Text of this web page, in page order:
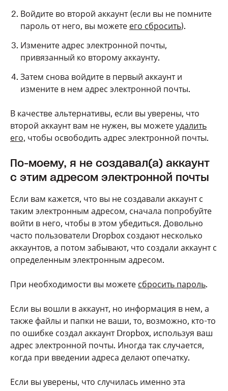
Войдите во второй аккаунт (если вы не помните
пароль от него, вы можете его сбросить).
Измените адрес электронной почты,
привязанный ко второму аккаунту.
Затем снова войдите в первый аккаунт и
измените в нем адрес электронной почты.
В качестве альтернативы, если вы уверены, что
второй аккаунт вам не нужен, вы можете удалить
его, чтобы освободить адрес электронной почты.
По-моему, я не создавал(а) аккаунт
с этим адресом электронной почты
Если вам кажется, что вы не создавали аккаунт с
таким электронным адресом, сначала попробуйте
войти в него, чтобы в этом убедиться. Довольно
часто пользователи Dropbox создают несколько
аккаунтов, а потом забывают, что создали аккаунт с
определенным электронным адресом.
При необходимости вы можете сбросить пароль.
Если вы вошли в аккаунт, но информация в нем, а
также файлы и папки не ваши, то, возможно, кто-то
по ошибке создал аккаунт Dropbox, используя ваш
адрес электронной почты. Иногда так случается,
когда при введении адреса делают опечатку.
Если вы уверены, что случилась именно эта